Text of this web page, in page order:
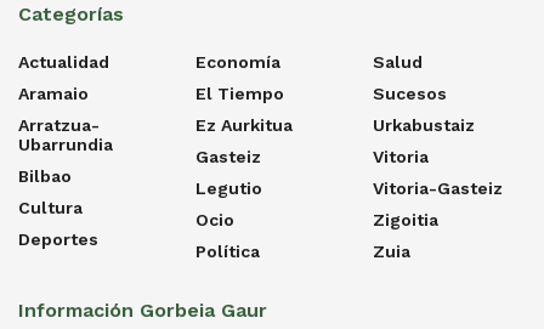
Categorías
Actualidad
Aramaio
Arratzua-
Ubarrundia
Bilbao
Cultura
Deportes
Economía
El Tiempo
Ez Aurkitua
Gasteiz
Legutio
Ocio
Política
Salud
Sucesos
Urkabustaiz
Vitoria
Vitoria-Gasteiz
Zigoitia
Zuia
Información Gorbeia Gaur